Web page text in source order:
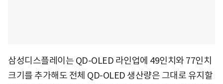
삼성디스플레이는 QD-OLED 라인업에 49인치와 77인치
크기를 추가해도 전체 QD-OLED 생산량은 그대로 유지할